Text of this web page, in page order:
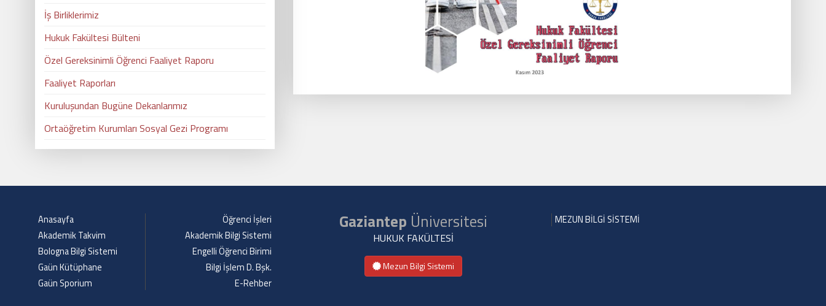
İş Birliklerimiz
Hukuk Fakültesi Bülteni
Özel Gereksinimli Öğrenci Faaliyet Raporu
Faaliyet Raporları
Kuruluşundan Bugüne Dekanlarımız
Ortaöğretim Kurumları Sosyal Gezi Programı
Anasayfa
Akademik Takvim
Bologna Bilgi Sistemi
Gaün Kütüphane
Gaün Sporium
Öğrenci İşleri
Akademik Bilgi Sistemi
Engelli Öğrenci Birimi
Bilgi İşlem D. Bşk.
E-Rehber
Gaziantep Üniversitesi
HUKUK FAKÜLTESİ
Mezun Bilgi Sistemi
MEZUN BİLGİ SİSTEMİ